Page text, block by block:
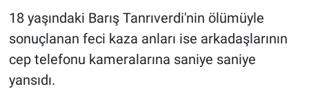
18 yaşındaki Barış Tanrıverdi'nin ölümüyle
sonuçlanan feci kaza anları ise arkadaşlarının
cep telefonu kameralarına saniye saniye
yansıdı.